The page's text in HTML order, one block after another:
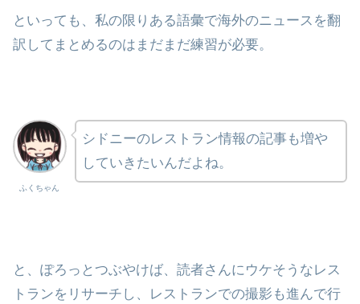
といっても、私の限りある語彙で海外のニュースを翻
訳してまとめるのはまだまだ練習が必要。
ふくちゃん
シドニーのレストラン情報の記事も増や
していきたいんだよね。
と、ぽろっとつぶやけば、読者さんにウケそうなレス
トランをリサーチし、レストランでの撮影も進んで行